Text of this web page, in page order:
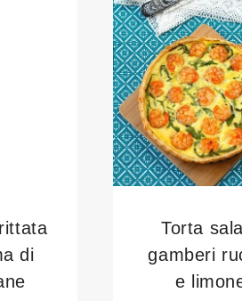
di
Torta
gamberi
e